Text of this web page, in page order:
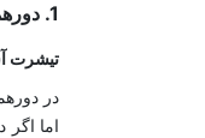
1. دورهمی دوستانه
تیشرت
در
اما